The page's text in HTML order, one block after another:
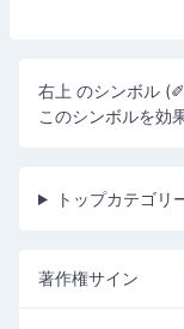
右上 のシンボル
このシンボルを効
トップカテゴリ
著作権サイン